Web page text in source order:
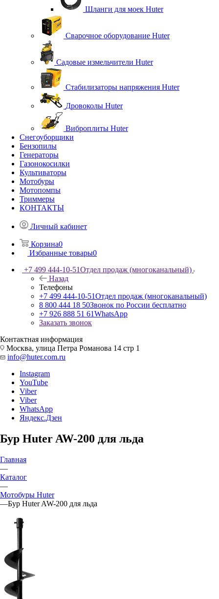
Шланги для моек Huter
Сварочное оборудование Huter
Садовые измельчители Huter
Стабилизаторы напряжения Huter
Дровоколы Huter
Виброплиты Huter
Снегоуборщики
Бензопилы
Генераторы
Газонокосилки
Культиваторы
Мотобуры
Мотопомпы
Триммеры
КОНТАКТЫ
Личный кабинет
Корзина0
Избранные товары0
+7 499 444-10-51Отдел продаж (многоканальный)
Назад
Телефоны
+7 499 444-10-51Отдел продаж (многоканальный)
8 800 444 18 50Звонок по России бесплатно
+7 926 888 51 61WhatsApp
Заказать звонок
Контактная информация
Москва, улица Петра Романова 14 стр 1
info@huter.com.ru
Instagram
YouTube
Viber
Viber
WhatsApp
Яндекс.Дзен
Бур Huter AW-200 для льда
Главная
—
Каталог
—
Мотобуры Huter
—Бур Huter AW-200 для льда